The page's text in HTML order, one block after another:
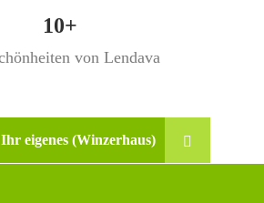
10+
von Lendava
eigenes (Winzerhaus)